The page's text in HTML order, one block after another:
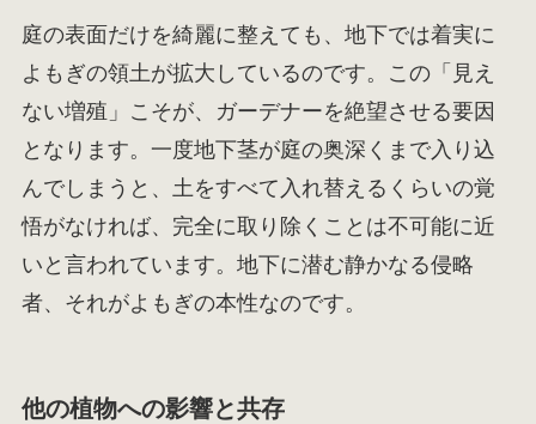
庭の表面だけを綺麗に整えても、地下では着実に
よもぎの領土が拡大しているのです。この「見え
ない増殖」こそが、ガーデナーを絶望させる要因
となります。一度地下茎が庭の奥深くまで入り込
んでしまうと、土をすべて入れ替えるくらいの覚
悟がなければ、完全に取り除くことは不可能に近
いと言われています。地下に潜む静かなる侵略
者、それがよもぎの本性なのです。
他の植物への影響と共存